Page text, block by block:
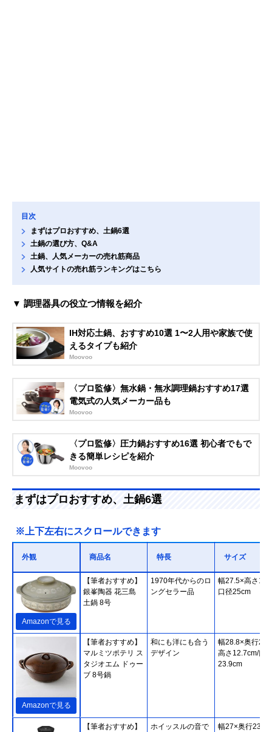
目次
まずはプロおすすめ、土鍋6選
土鍋の選び方、Q&A
土鍋、人気メーカーの売れ筋商品
人気サイトの売れ筋ランキングはこちら
▼ 調理器具の役立つ情報を紹介
IH対応土鍋、おすすめ10選 1〜2人用や家族で使
えるタイプも紹介
Moovoo
〈プロ監修〉無水鍋・無水調理鍋おすすめ17選
電気式の人気メーカー品も
Moovoo
〈プロ監修〉圧力鍋おすすめ16選 初心者でもで
きる簡単レシピを紹介
Moovoo
まずはプロおすすめ、土鍋6選
※上下左右にスクロールできます
外観 商品名 特長 サイズ
Amazonで見る
【筆者おすすめ】
銀峯陶器 花三島
土鍋 8号
1970年代からのロ
ングセラー品
幅27.5×高さ
口径25cm
Amazonで見る
【筆者おすすめ】
マルミツポテリ ス
タジオエム ドゥー
ブ 8号鍋
和にも洋にも合う
デザイン
幅28.8×奥行
高さ12.7cm/口
23.9cm
【筆者おすすめ】
ホイッスルの音で
幅27×奥行23×高